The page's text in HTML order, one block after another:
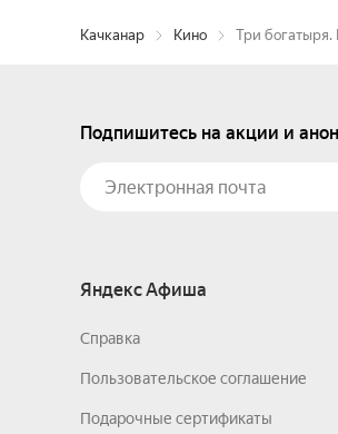
Качканар Кино Три богатыря.
Подпишитесь на акции и
Яндекс Афиша
Справка
Пользовательское соглашение
Подарочные сертификаты